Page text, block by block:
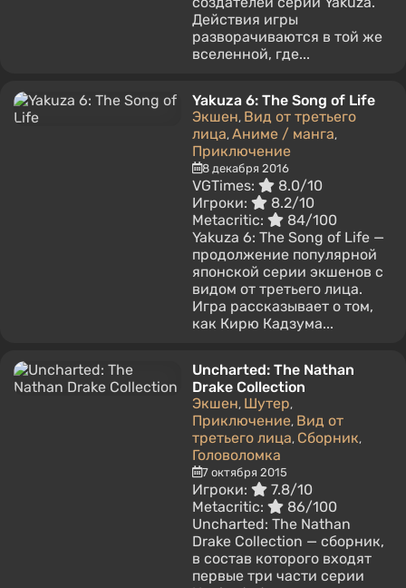
Действия игры
разворачиваются в той же
вселенной, где...
Yakuza 6: The Song of Life
Экшен, Вид от третьего
лица, Аниме / манга,
Приключение
8 декабря 2016
VGTimes:
8.0/10
Игроки:
8.2/10
Metacritic:
84/100
Yakuza 6: The Song of Life —
продолжение популярной
японской серии экшенов с
видом от третьего лица.
Игра рассказывает о том,
как Кирю Кадзума...
Uncharted: The Nathan
Drake Collection
Экшен, Шутер,
Приключение, Вид от
третьего лица, Сборник,
Головоломка
7 октября 2015
Игроки:
7.8/10
Metacritic:
86/100
Uncharted: The Nathan
Drake Collection — сборник,
в состав которого входят
первые три части серии